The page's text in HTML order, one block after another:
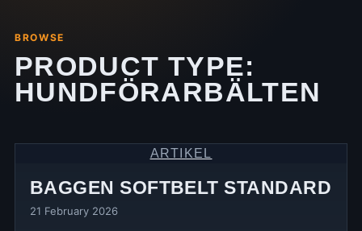
BROWSE
PRODUCT TYPE:
HUNDFÖRARBÄLTEN
ARTIKEL
BAGGEN SOFTBELT STANDARD
21 February 2026